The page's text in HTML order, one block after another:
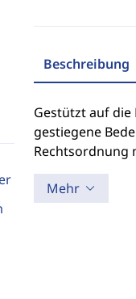
Beschreibung
Gestützt auf
gestiegene
Rechtsordnung
Mehr